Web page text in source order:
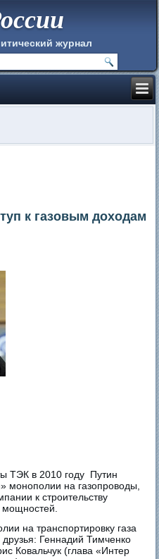
журнал
к газовым доходам
ТЭК в 2010 году Путин
монополии на газопроводы,
к строительству
на транспортировку газа
Геннадий Тимченко
Ковальчук (глава «Интер